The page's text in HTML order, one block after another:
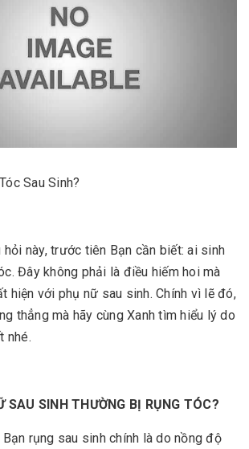
Sau Sinh?
này, trước tiên Bạn cần biết: ai sinh
Đây không phải là điều hiếm hoi mà
hiện với phụ nữ sau sinh. Chính vì lẽ đó,
thẳng mà hãy cùng Xanh tìm hiểu lý do
nhé.
SAU SINH THƯỜNG BỊ RỤNG TÓC?
rụng sau sinh chính là do nồng độ